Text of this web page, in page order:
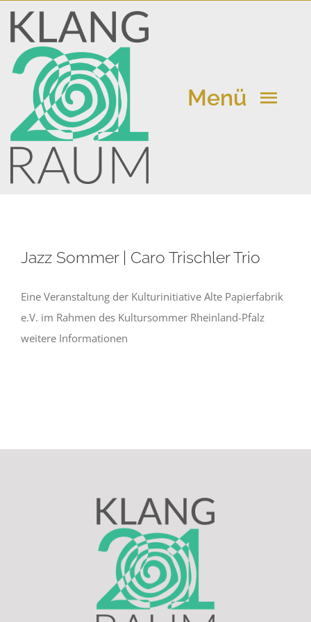
Zum
Inhalt
springen
Menü
Klangraum 21
Aktuelle Beiträge
Vermietung
Jazz Sommer | Caro Trischler Trio
Eine Veranstaltung der Kulturinitiative Alte Papierfabrik
e.V. im Rahmen des Kultursommer Rheinland-Pfalz
weitere Informationen